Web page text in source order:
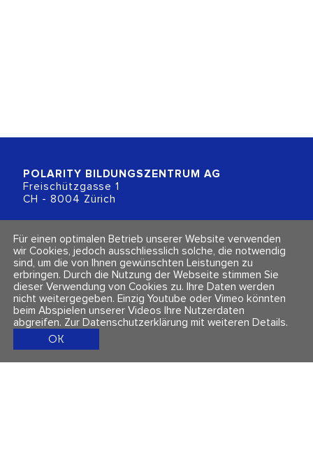
POLARITY BILDUNGSZENTRUM AG
Freischützgasse 1
CH - 8004 Zürich
+41 (0)44 218 80 80
info@polarity.ch
Kontakt & Info
Newsletter
Impressum & Datenschutz
AGBs
Folge uns
Für einen optimalen Betrieb unserer Website verwenden
wir Cookies, jedoch ausschliesslich solche, die notwendig
sind, um die von Ihnen gewünschten Leistungen zu
erbringen. Durch die Nutzung der Webseite stimmen Sie
dieser Verwendung von Cookies zu. Ihre Daten werden
nicht weitergegeben. Einzig Youtube oder Vimeo könnten
beim Abspielen unserer Videos Ihre Nutzerdaten
abgreifen. Zur Datenschutzerklärung mit weiteren Details.
OK